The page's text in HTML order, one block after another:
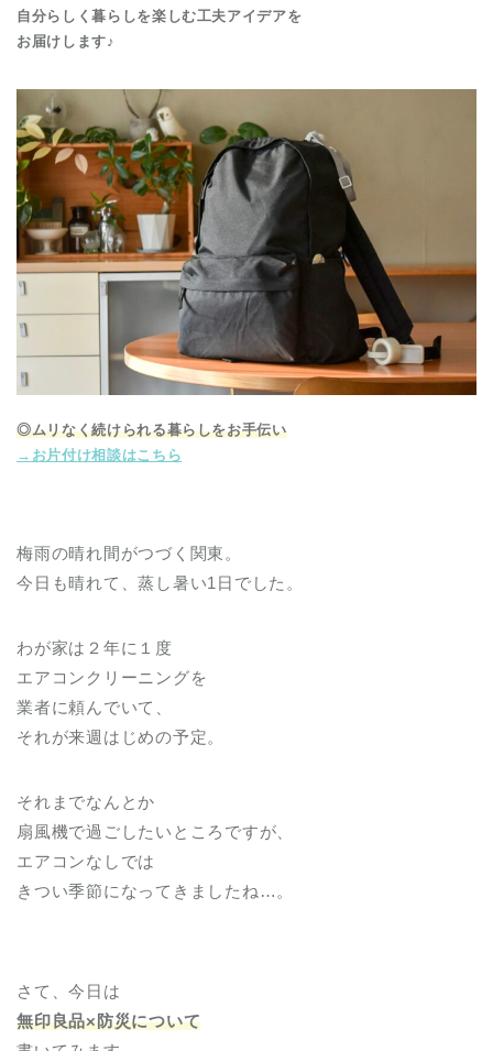
自分らしく暮らしを楽しむ工夫アイデアを
お届けします♪
◎ムリなく続けられる暮らしをお手伝い
→お片付け相談はこちら
梅雨の晴れ間がつづく関東。
今日も晴れて、蒸し暑い1日でした。
わが家は２年に１度
エアコンクリーニングを
業者に頼んでいて、
それが来週はじめの予定。
それまでなんとか
扇風機で過ごしたいところですが、
エアコンなしでは
きつい季節になってきましたね…。
さて、今日は
無印良品×防災について